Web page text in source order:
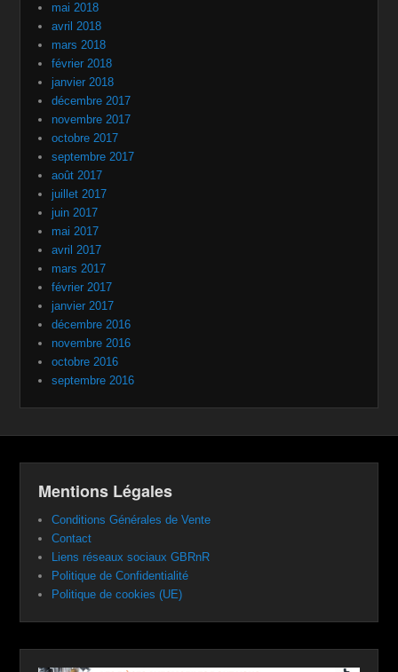
mai 2018
avril 2018
mars 2018
février 2018
janvier 2018
décembre 2017
novembre 2017
octobre 2017
septembre 2017
août 2017
juillet 2017
juin 2017
mai 2017
avril 2017
mars 2017
février 2017
janvier 2017
décembre 2016
novembre 2016
octobre 2016
septembre 2016
Mentions Légales
Conditions Générales de Vente
Contact
Liens réseaux sociaux GBRnR
Politique de Confidentialité
Politique de cookies (UE)